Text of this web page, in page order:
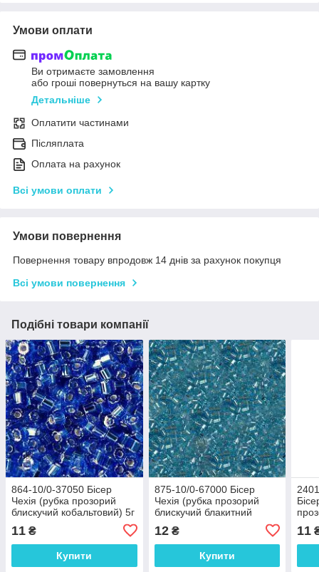
Умови оплати
Ви отримаєте замовлення
або гроші повернуться на вашу картку
Детальніше
Оплатити частинами
Післяплата
Оплата на рахунок
Всі умови оплати
Умови повернення
Повернення товару впродовж 14 днів за рахунок покупця
Всі умови повернення
Подібні товари компанії
864-10/0-37050 Бісер
Чехія (рубка прозорий
блискучий кобальтовий) 5г
11 ₴
Купити
875-10/0-67000 Бісер
Чехія (рубка прозорий
блискучий блакитний
12₴
Купити
5г
11